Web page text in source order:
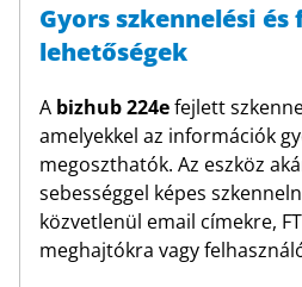
Gyors szkennelési és
lehetőségek
A bizhub 224efejlett
amelyekkel az információk
megoszthatók. Az eszköz
sebességgel képes
közvetlenül email címekre,
meghajtókra vagy